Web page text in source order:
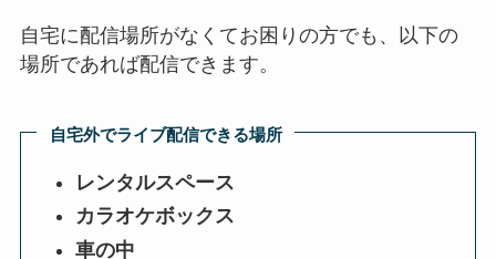
自宅に配信場所がなくてお困りの方でも、以下の
場所であれば配信できます。
自宅外でライブ配信できる場所
レンタルスペース
カラオケボックス
車の中